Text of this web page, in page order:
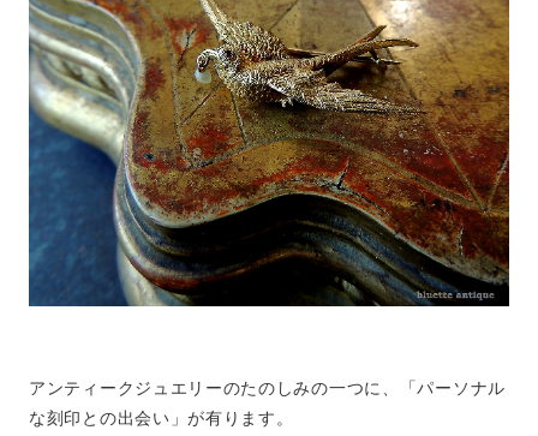
アンティークジュエリーのたのしみの一つに、「パーソナル
な刻印との出会い」が有ります。